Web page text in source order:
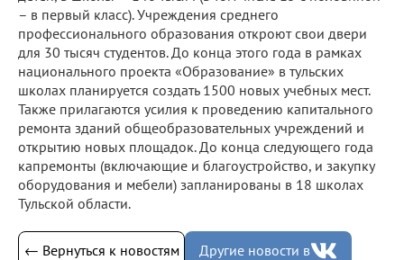
– в первый класс). Учреждения среднего
профессионального образования откроют свои двери
для 30 тысяч студентов. До конца этого года в рамках
национального проекта «Образование» в тульских
школах планируется создать 1500 новых учебных мест.
Также прилагаются усилия к проведению капитального
ремонта зданий общеобразовательных учреждений и
открытию новых площадок. До конца следующего года
капремонты (включающие и благоустройство, и закупку
оборудования и мебели) запланированы в 18 школах
Тульской области.
← Вернуться к новостям Другие новости в